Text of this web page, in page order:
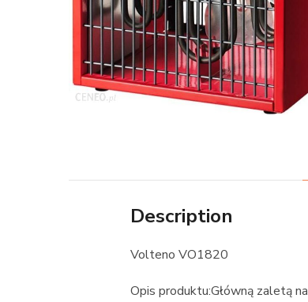
Description
Volteno VO1820
Opis produktu:Główną zaletą